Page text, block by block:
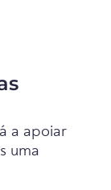
a apoiar
uma